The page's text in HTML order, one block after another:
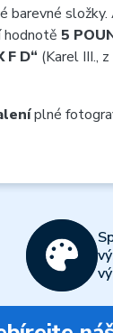
hodnotě 5
F D“ (Karel III.,
plné